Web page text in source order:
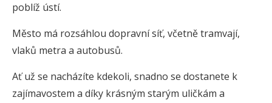
poblíž ústí.
Město má rozsáhlou dopravní síť, včetně tramvají,
vlaků metra a autobusů.
Ať už se nacházíte kdekoli, snadno se dostanete k
zajímavostem a díky krásným starým uličkám a